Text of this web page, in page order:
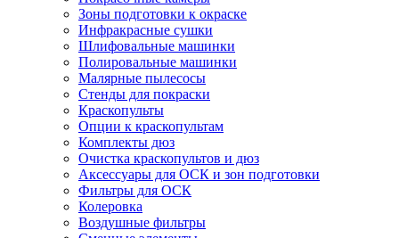
Зоны подготовки к окраске
Инфракрасные сушки
Шлифовальные машинки
Полировальные машинки
Малярные пылесосы
Стенды для покраски
Краскопульты
Опции к краскопультам
Комплекты дюз
Очистка краскопультов и дюз
Аксессуары для ОСК и зон подготовки
Фильтры для ОСК
Колеровка
Воздушные фильтры